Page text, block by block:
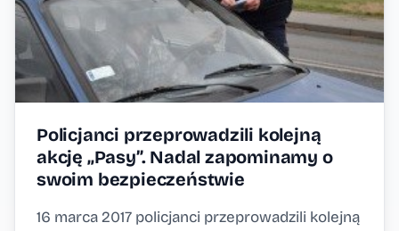
Policjanci przeprowadzili kolejną
akcję „Pasy”. Nadal zapominamy o
swoim bezpieczeństwie
16 marca 2017 policjanci przeprowadzili kolejną